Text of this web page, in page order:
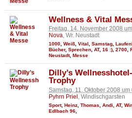
Wellness & Vital
Freitag, 14. November 2008
Nova, Wr. Neustadt
1000 Weiß Vital Samstag
Bücher, Sprechen AT, 16 :) 2700
Neustadt, Messe
Dilly’s Wellnesshotel-
Trophy
Samstag, 11. Oktober 2008 um
Pyhrn Priel , Windischgarsten
Sport, Heinz Thomas Andi AT,
Edlbach 96